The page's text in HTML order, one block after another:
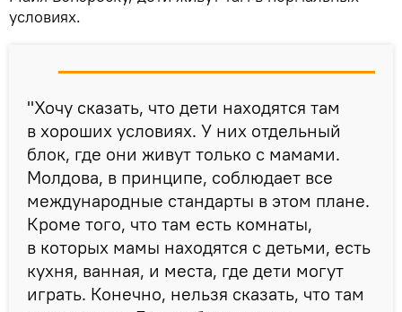
условиях.
"Хочу сказать, что дети находятся там
в хороших условиях. У них отдельный
блок, где они живут только с мамами.
Молдова, в принципе, соблюдает все
международные стандарты в этом плане.
Кроме того, что там есть комнаты,
в которых мамы находятся с детьми, есть
кухня, ванная, и места, где дети могут
играть. Конечно, нельзя сказать, что там